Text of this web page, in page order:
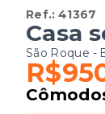
Ref.:41367
Casa
São Roque -